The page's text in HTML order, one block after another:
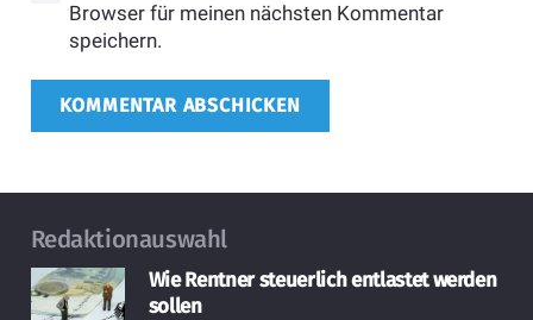
Browser für meinen nächsten Kommentar
speichern.
KOMMENTAR ABSCHICKEN
Redaktionauswahl
Wie Rentner steuerlich entlastet werden
sollen